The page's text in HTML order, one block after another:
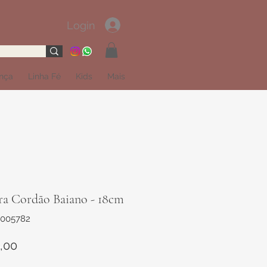
Login
Linha Fé Kids Mais
Cordão Baiano - 18cm